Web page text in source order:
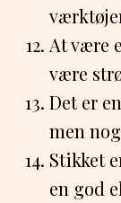
At være
være
Det er
men
Stikket
en god